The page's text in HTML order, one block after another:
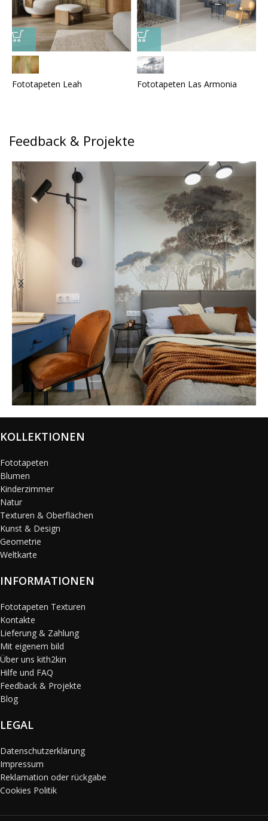
Fototapeten Leah Fototapeten Las Armonia
Feedback & Projekte
@karols_interiors
KOLLEKTIONEN
Fototapeten
Blumen
Kinderzimmer
Natur
Texturen & Oberflächen
Kunst & Design
Geometrie
Weltkarte
INFORMATIONEN
Fototapeten Texturen
Kontakte
Lieferung & Zahlung
Mit eigenem bild
Über uns kith2kin
Hilfe und FAQ
Feedback & Projekte
Blog
LEGAL
Datenschutzerklärung
Impressum
Reklamation oder rückgabe
Cookies Politik